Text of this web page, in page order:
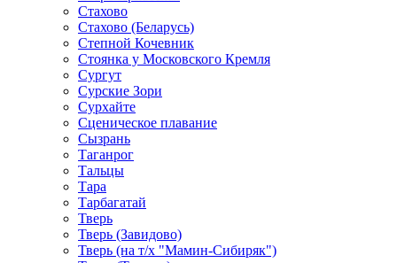
Стахово
Стахово (Беларусь)
Степной Кочевник
Стоянка у Московского Кремля
Сургут
Сурские Зори
Сурхайте
Сценическое плавание
Сызрань
Таганрог
Тальцы
Тара
Тарбагатай
Тверь
Тверь (Завидово)
Тверь (на т/х "Мамин-Сибиряк")